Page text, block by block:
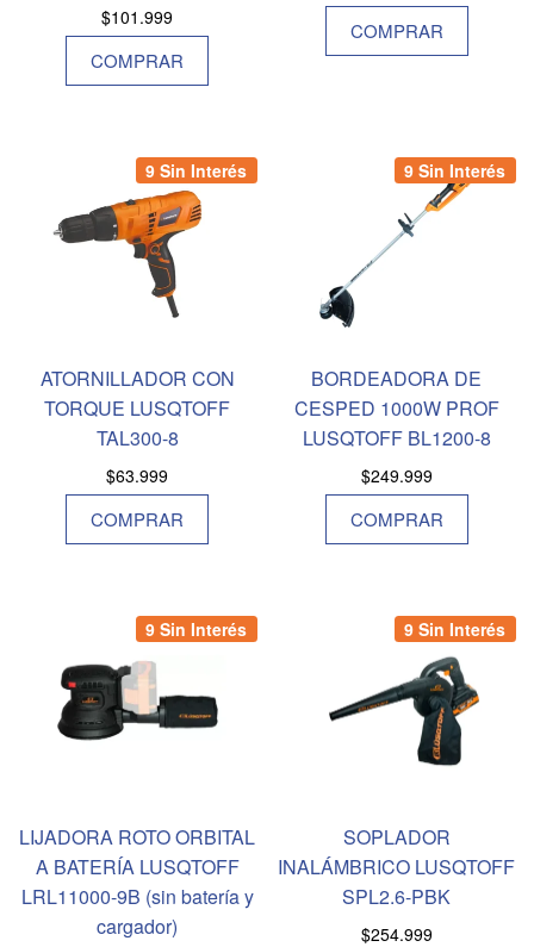
$101.999
COMPRAR
COMPRAR
9 Sin Interés
ATORNILLADOR CON
TORQUE LUSQTOFF
TAL300-8
$63.999
COMPRAR
9 Sin Interés
BORDEADORA DE
CESPED 1000W PROF
LUSQTOFF BL1200-8
$249.999
COMPRAR
9 Sin Interés
LIJADORA ROTO ORBITAL
A BATERÍA LUSQTOFF
LRL11000-9B (sin batería y
cargador)
9 Sin Interés
SOPLADOR
INALÁMBRICO LUSQTOFF
SPL2.6-PBK
$254.999